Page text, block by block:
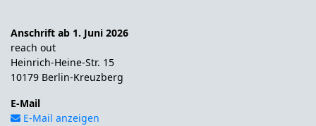
Anschrift ab 1. Juni 2026
reach out
Heinrich-Heine-Str. 15
10179 Berlin-Kreuzberg
E-Mail
E-Mail anzeigen